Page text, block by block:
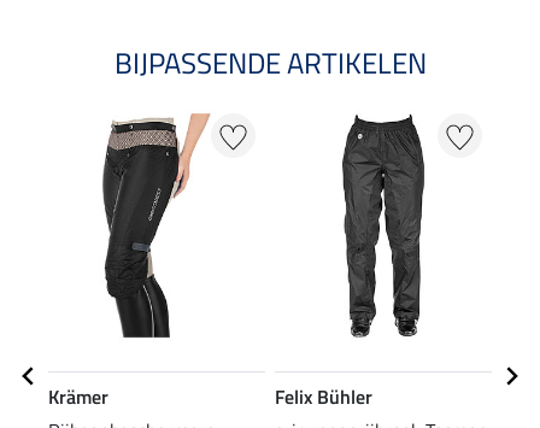
BIJPASSENDE ARTIKELEN
Krämer
Felix Bühler